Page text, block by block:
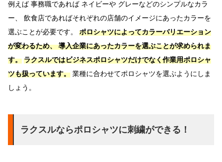
例えば 事務職であれば ネイビーや グレーなどのシンプルなカラ
ー、 飲食店であればそれぞれの店舗のイメージにあったカラーを
選ぶことが必要です。 ポロシャツによってカラーバリエーション
が変わるため、 導入企業にあったカラーを選ぶことが求められま
す。 ラクスルではビジネスポロシャツだけでなく作業用ポロシャ
ツも扱っています。 業種に合わせてポロシャツを選ぶようにしま
しょう。
ラクスルならポロシャツに刺繍ができる！